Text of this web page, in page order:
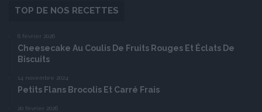
TOP DE NOS RECETTES
6 février 2026
Cheesecake Au Coulis De Fruits Rouges Et Éclats De
Biscuits
14 novembre 2024
Petits Flans Brocolis Et Carré Frais
20 février 2026